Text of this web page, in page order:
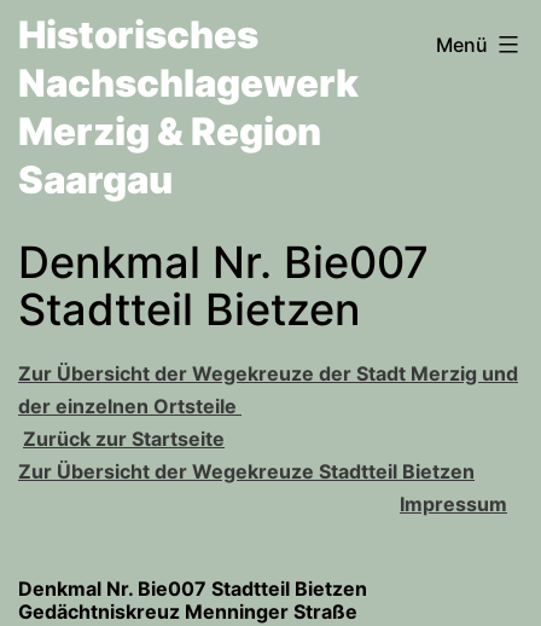
Zum
Inhalt
springen
Historisches
Nachschlagewerk
Merzig & Region
Saargau
Menü
Denkmal Nr. Bie007
Stadtteil Bietzen
Zur Übersicht der Wegekreuze der Stadt Merzig und
der einzelnen Ortsteile
Zurück zur Startseite
Zur Übersicht der Wegekreuze Stadtteil Bietzen
Impressum
Denkmal Nr. Bie007 Stadtteil Bietzen
Gedächtniskreuz Menninger Straße